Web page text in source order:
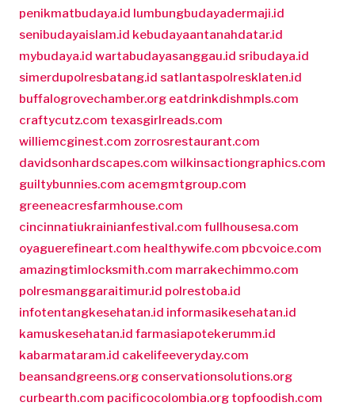
penikmatbudaya.id lumbungbudayadermaji.id
senibudayaislam.id kebudayaantanahdatar.id
mybudaya.id wartabudayasanggau.id sribudaya.id
simerdupolresbatang.id satlantaspolresklaten.id
buffalogrovechamber.org eatdrinkdishmpls.com
craftycutz.com texasgirlreads.com
williemcginest.com zorrosrestaurant.com
davidsonhardscapes.com wilkinsactiongraphics.com
guiltybunnies.com acemgmtgroup.com
greeneacresfarmhouse.com
cincinnatiukrainianfestival.com fullhousesa.com
oyaguerefineart.com healthywife.com pbcvoice.com
amazingtimlocksmith.com marrakechimmo.com
polresmanggaraitimur.id polrestoba.id
infotentangkesehatan.id informasikesehatan.id
kamuskesehatan.id farmasiapotekerumm.id
kabarmataram.id cakelifeeveryday.com
beansandgreens.org conservationsolutions.org
curbearth.com pacificocolombia.org topfoodish.com